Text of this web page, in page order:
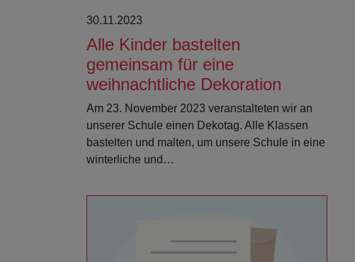
30.11.2023
Alle Kinder bastelten
gemeinsam für eine
weihnachtliche Dekoration
Am 23. November 2023 veranstalteten wir an
unserer Schule einen Dekotag. Alle Klassen
bastelten und malten, um unsere Schule in eine
winterliche und…